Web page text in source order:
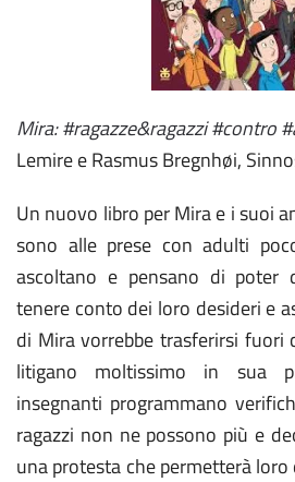
Mira: #ragazze&ragazzi #contro
Lemire e Rasmus Bregnhøi,
Un nuovo libro per Mira e i suoi
sono alle prese con adulti
ascoltano e pensano di poter
tenere conto dei loro desideri e
di Mira vorrebbe trasferirsi fuori
litigano moltissimo in sua
insegnanti programmano
ragazzi non ne possono più e
una protesta che permetterà